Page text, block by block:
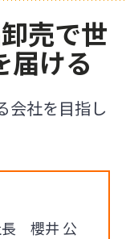
売で世
届ける
会社を目指し
櫻井 公